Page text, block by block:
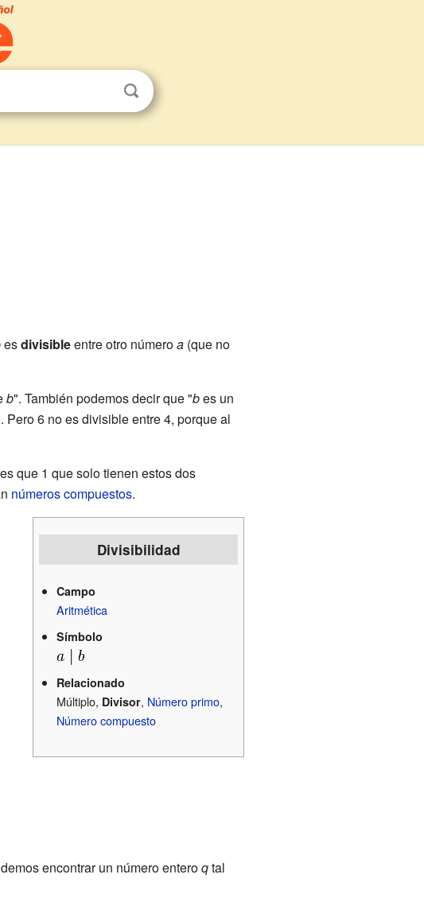
esdivisibleentre otro númeroa(que no
b". También podemos decir que "bes un
6 no es divisible entre 4, porque al
que 1 que solo tienen estos dos
números compuestos.
Divisibilidad
Campo
Aritmética
Símbolo
Relacionado
Múltiplo, Divisor, Número primo,
Número compuesto
encontrar un número enteroqtal